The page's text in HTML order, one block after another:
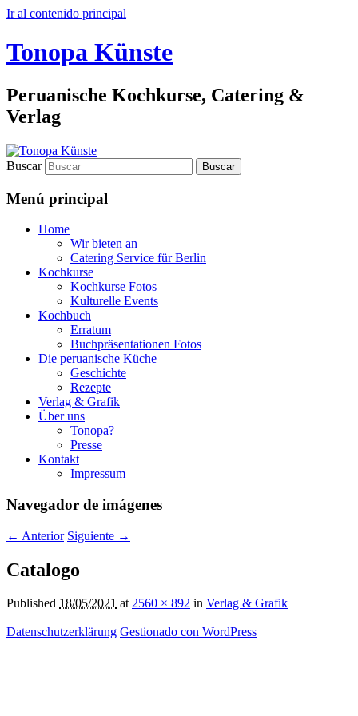
Ir al contenido principal
Tonopa Künste
Peruanische Kochkurse, Catering &
Verlag
Buscar
Menú principal
Home
Wir bieten an
Catering Service für Berlin
Kochkurse
Kochkurse Fotos
Kulturelle Events
Kochbuch
Erratum
Buchpräsentationen Fotos
Die peruanische Küche
Geschichte
Rezepte
Verlag & Grafik
Über uns
Tonopa?
Presse
Kontakt
Impressum
Navegador de imágenes
← Anterior Siguiente →
Catalogo
Published 18/05/2021 at2560 × 892 in Verlag & Grafik
Datenschutzerklärung Gestionado con WordPress